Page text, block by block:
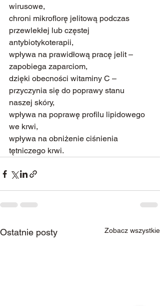
wirusowe,
chroni mikroflorę jelitową podczas
przewlekłej lub częstej
antybiotykoterapii,
wpływa na prawidłową pracę jelit –
zapobiega zaparciom,
dzięki obecności witaminy C –
przyczynia się do poprawy stanu
naszej skóry,
wpływa na poprawę profilu lipidowego
we krwi,
wpływa na obniżenie ciśnienia
tętniczego krwi.
Ostatnie posty Zobacz wszystkie